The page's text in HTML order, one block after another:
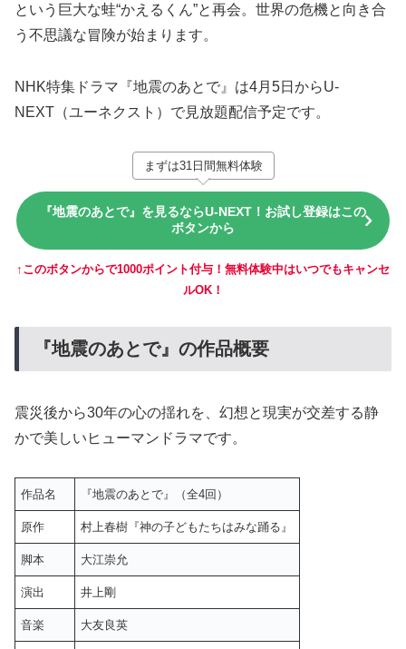
という巨大な蛙“かえるくん”と再会。世界の危機と向き合
う不思議な冒険が始まります。
NHK特集ドラマ『地震のあとで』は4月5日からU-
NEXT（ユーネクスト）で見放題配信予定です。
まずは31日間無料体験
『地震のあとで』を見るならU-NEXT！お試し登録はこの
ボタンから
↑このボタンからで1000ポイント付与！無料体験中はいつでもキャンセ
ルOK！
『地震のあとで』の作品概要
震災後から30年の心の揺れを、幻想と現実が交差する静
かで美しいヒューマンドラマです。
作品名 『地震のあとで』（全4回）
原作 村上春樹『神の子どもたちはみな踊る』
脚本 大江崇允
演出 井上剛
音楽 大友良英